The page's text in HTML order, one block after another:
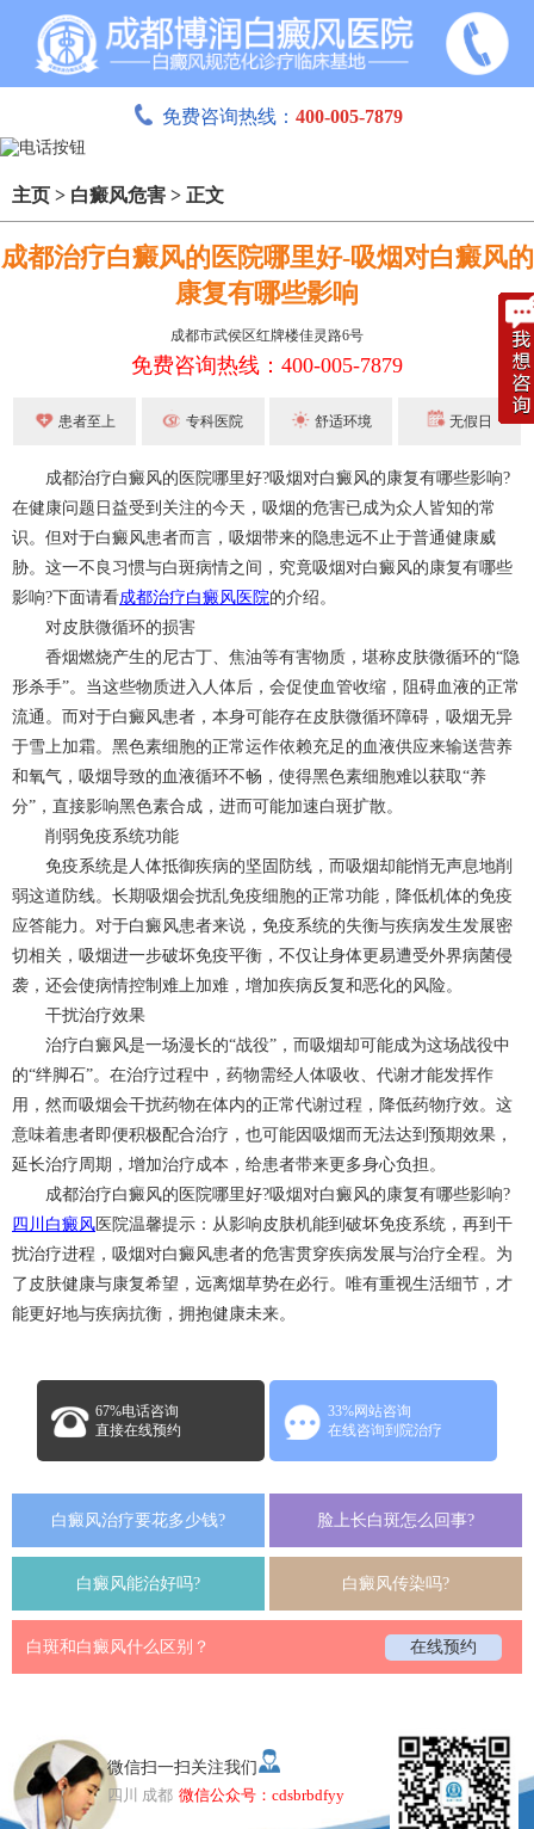
免费咨询热线： 400-005-7879
主页 > 白癜风危害 > 正文
成都治疗白癜风的医院哪里好-吸烟对白癜风的
康复有哪些影响
成都市武侯区红牌楼佳灵路6号
免费咨询热线：400-005-7879
患者至上 专科医院 舒适环境 无假日
成都治疗白癜风的医院哪里好?吸烟对白癜风的康复有哪些影响?
在健康问题日益受到关注的今天，吸烟的危害已成为众人皆知的常
识。但对于白癜风患者而言，吸烟带来的隐患远不止于普通健康威
胁。这一不良习惯与白斑病情之间，究竟吸烟对白癜风的康复有哪些
影响?下面请看成都治疗白癜风医院的介绍。
对皮肤微循环的损害
香烟燃烧产生的尼古丁、焦油等有害物质，堪称皮肤微循环的“隐
形杀手”。当这些物质进入人体后，会促使血管收缩，阻碍血液的正常
流通。而对于白癜风患者，本身可能存在皮肤微循环障碍，吸烟无异
于雪上加霜。黑色素细胞的正常运作依赖充足的血液供应来输送营养
和氧气，吸烟导致的血液循环不畅，使得黑色素细胞难以获取“养
分”，直接影响黑色素合成，进而可能加速白斑扩散。
削弱免疫系统功能
免疫系统是人体抵御疾病的坚固防线，而吸烟却能悄无声息地削
弱这道防线。长期吸烟会扰乱免疫细胞的正常功能，降低机体的免疫
应答能力。对于白癜风患者来说，免疫系统的失衡与疾病发生发展密
切相关，吸烟进一步破坏免疫平衡，不仅让身体更易遭受外界病菌侵
袭，还会使病情控制难上加难，增加疾病反复和恶化的风险。
干扰治疗效果
治疗白癜风是一场漫长的“战役”，而吸烟却可能成为这场战役中
的“绊脚石”。在治疗过程中，药物需经人体吸收、代谢才能发挥作
用，然而吸烟会干扰药物在体内的正常代谢过程，降低药物疗效。这
意味着患者即便积极配合治疗，也可能因吸烟而无法达到预期效果，
延长治疗周期，增加治疗成本，给患者带来更多身心负担。
成都治疗白癜风的医院哪里好?吸烟对白癜风的康复有哪些影响?
四川白癜风 医院温馨提示：从影响皮肤机能到破坏免疫系统，再到干
扰治疗进程，吸烟对白癜风患者的危害贯穿疾病发展与治疗全程。为
了皮肤健康与康复希望，远离烟草势在必行。唯有重视生活细节，才
能更好地与疾病抗衡，拥抱健康未来。
67%电话咨询
直接在线预约
33%网站咨询
在线咨询到院治疗
白癜风治疗要花多少钱? 脸上长白斑怎么回事?
白癜风能治好吗? 白癜风传染吗?
白斑和白癜风什么区别？ 在线预约
微信扫一扫关注我们
四川 成都 微信公众号：cdsbrbdfyy